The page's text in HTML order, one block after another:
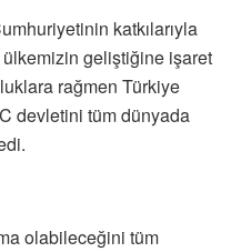
katkılarıyla
geliştiğine işaret
rağmen Türkiye
devletini tüm dünyada
olabileceğini tüm